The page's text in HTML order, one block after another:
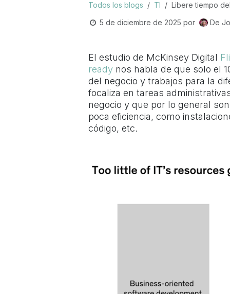
Todos los blogs TI
Libere tiempo
5 de diciembre de 2025 por De
El estudio de McKinsey Digital
ready nos habla de que solo el
del negocio y trabajos para la
focaliza en tareas
negocio y que por lo general
poca eficiencia, como
código, etc.